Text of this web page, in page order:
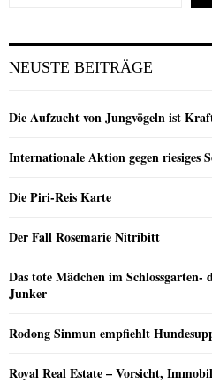
NEUSTE BEITRÄGE
Die Aufzucht von Jungvögeln ist
Internationale Aktion gegen riesiges
Die Piri-Reis Karte
Der Fall Rosemarie Nitribitt
Das tote Mädchen im
Junker
Rodong Sinmun empfiehlt
Royal Real Estate – Vorsicht,